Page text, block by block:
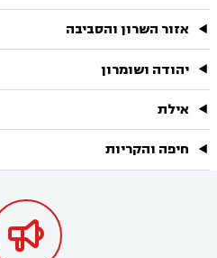
אזור השרון והסביבה
יהודה ושומרון
אילת
חיפה והקריות
